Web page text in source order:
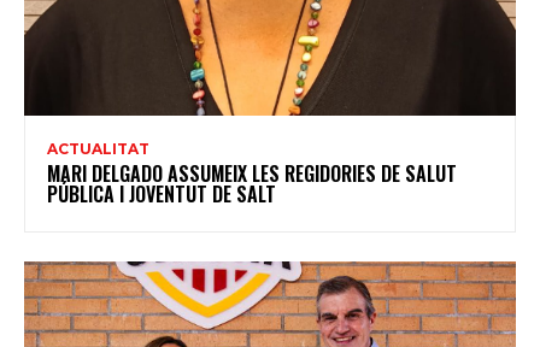
ACTUALITAT
MARI DELGADO ASSUMEIX LES REGIDORIES DE SALUT
PÚBLICA I JOVENTUT DE SALT